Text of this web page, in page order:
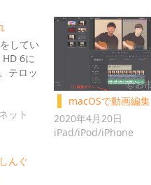
してい
6に
テロッ
ット
macOSで動画編集
2020年4月20日
iPad/iPod/iPhone
んぐ